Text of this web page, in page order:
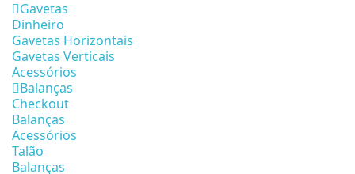
Gavetas
Dinheiro
Gavetas Horizontais
Gavetas Verticais
Acessórios
Balanças
Checkout
Balanças
Acessórios
Talão
Balanças